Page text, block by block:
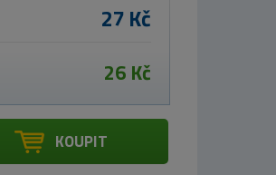
27 Kč
26 Kč
KOUPIT